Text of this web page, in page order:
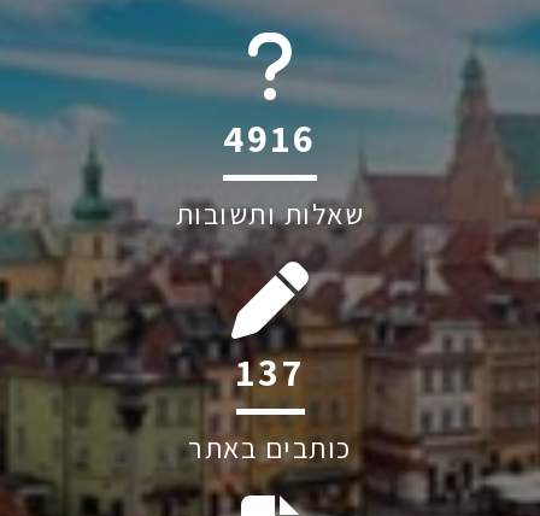
6045
שאלות ותשובות
204
כותבים באתר